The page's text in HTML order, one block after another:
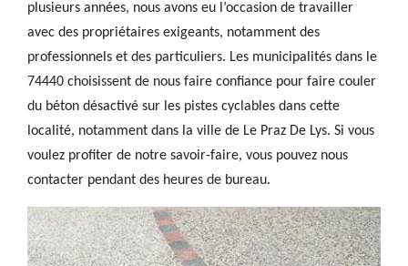
plusieurs années, nous avons eu l’occasion de travailler
avec des propriétaires exigeants, notamment des
professionnels et des particuliers. Les municipalités dans le
74440 choisissent de nous faire confiance pour faire couler
du béton désactivé sur les pistes cyclables dans cette
localité, notamment dans la ville de Le Praz De Lys. Si vous
voulez profiter de notre savoir-faire, vous pouvez nous
contacter pendant des heures de bureau.